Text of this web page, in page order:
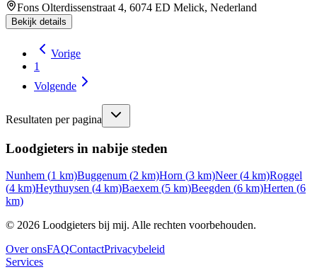
Fons Olterdissenstraat 4, 6074 ED Melick, Nederland
Bekijk details
Vorige
1
Volgende
Resultaten per pagina
Loodgieters in nabije steden
Nunhem (1 km)Buggenum (2 km)Horn (3 km)Neer(4 km)Roggel
(4 km)Heythuysen (4 km)Baexem (5 km)Beegden (6 km)Herten (6
km)
© 2026 Loodgieters bij mij. Alle rechten voorbehouden.
Over onsFAQContactPrivacybeleid
Services